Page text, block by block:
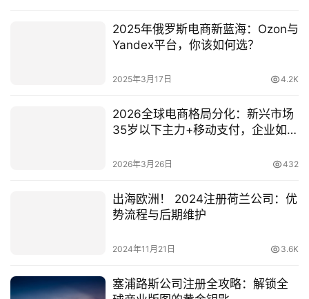
2025年俄罗斯电商新蓝海：Ozon与
Yandex平台，你该如何选？
2025年3月17日 4.2K
2026全球电商格局分化：新兴市场
35岁以下主力+移动支付，企业如何
2026年3月26日 432
出海欧洲！ 2024注册荷兰公司：优
势流程与后期维护
2024年11月21日 3.6K
塞浦路斯公司注册全攻略：解锁全